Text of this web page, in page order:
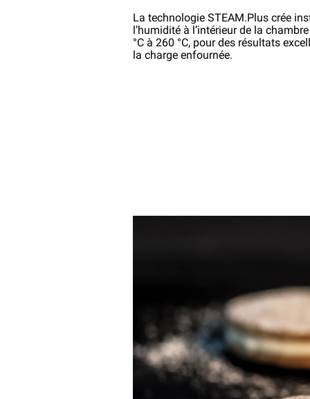
La technologie STEAM.Plus crée
l’humidité à l’intérieur de la
°C à 260 °C, pour des résultats
la charge enfournée.